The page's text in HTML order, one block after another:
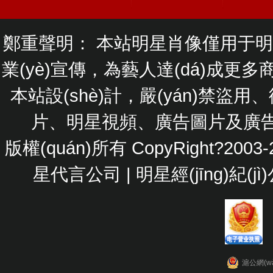
鄭重聲明： 本站明星肖像僅用于
業(yè)宣傳，為藝人達(dá)成更
本站設(shè)計，嚴(yán)禁盜用、
片、明星視頻、廣告圖片及廣
版權(quán)所有
星代言公司 | 明星經(jīng)紀(jì)
滬公網